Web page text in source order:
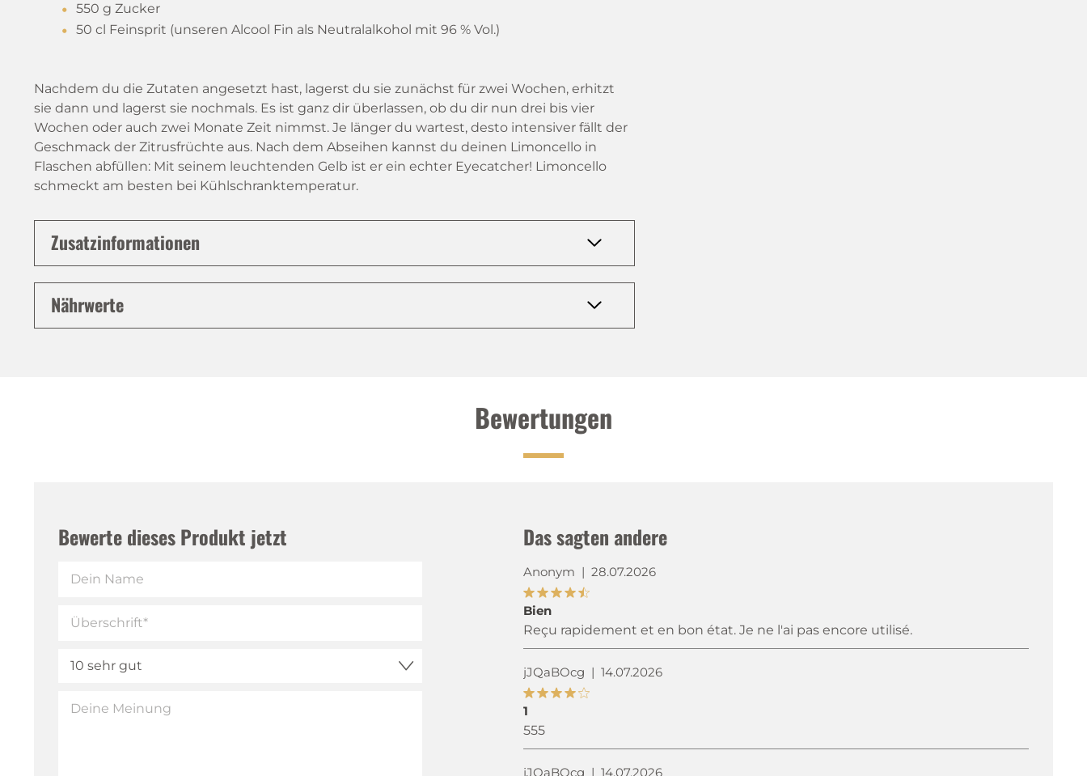
550 g Zucker
50 cl Feinsprit (unseren Alcool Fin als Neutralalkohol mit 96 % Vol.)
Nachdem du die Zutaten angesetzt hast, lagerst du sie zunächst für zwei Wochen, erhitzt
sie dann und lagerst sie nochmals. Es ist ganz dir überlassen, ob du dir nun drei bis vier
Wochen oder auch zwei Monate Zeit nimmst. Je länger du wartest, desto intensiver fällt der
Geschmack der Zitrusfrüchte aus. Nach dem Abseihen kannst du deinen Limoncello in
Flaschen abfüllen: Mit seinem leuchtenden Gelb ist er ein echter Eyecatcher! Limoncello
schmeckt am besten bei Kühlschranktemperatur.
Zusatzinformationen
Nährwerte
Bewertungen
Das sagten andere
Anonym | 28.07.2026
Bien
Reçu rapidement et en bon état. Je ne l'ai pas encore utilisé.
jJQaBOcg | 14.07.2026
1
555
jJQaBOcg | 14.07.2026
Bewerte dieses Produkt jetzt